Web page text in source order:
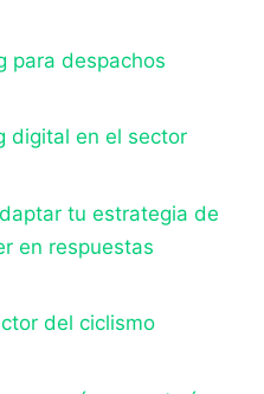
para despachos
digital en el sector
tu estrategia de
en respuestas
del ciclismo